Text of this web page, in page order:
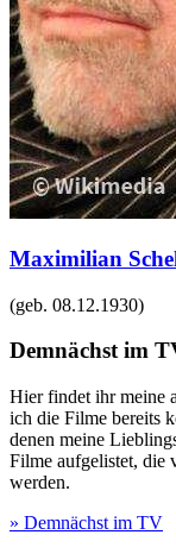
Maximilian
(geb. 08.12.1930)
Demnächst im
Hier findet ihr meine
ich die Filme bereits
denen meine
Filme aufgelistet, die
werden.
» Demnächst im TV